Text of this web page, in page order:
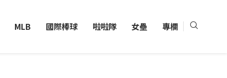
MLB 國際棒球 啦啦隊 女壘 專欄